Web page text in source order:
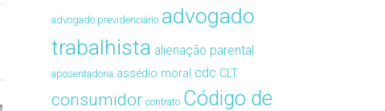
advogado previdenciário advogado
trabalhista alienação parental
aposentadoria assédio moral cdc CLT
consumidor contrato Código de